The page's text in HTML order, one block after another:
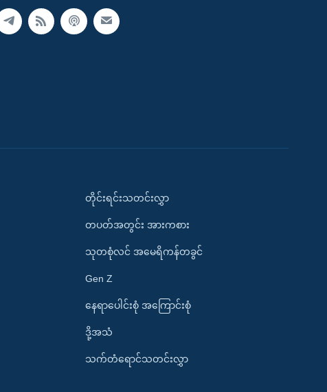
တိုင်းရင်းသတင်းလွှာ
တပတ်အတွင်း အားကစား
သုတစုံလင် အမေရိကန်တခွင်
Gen Z
နေရာပေါင်းစုံ အကြောင်းစုံ
ဒို့အသံ
သက်တံရောင်သတင်းလွှာ